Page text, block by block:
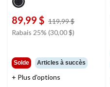
89,99 $ 119,99 $
Rabais 25% (30,00 $)
Solde Articles à succès
+ Plus d'options